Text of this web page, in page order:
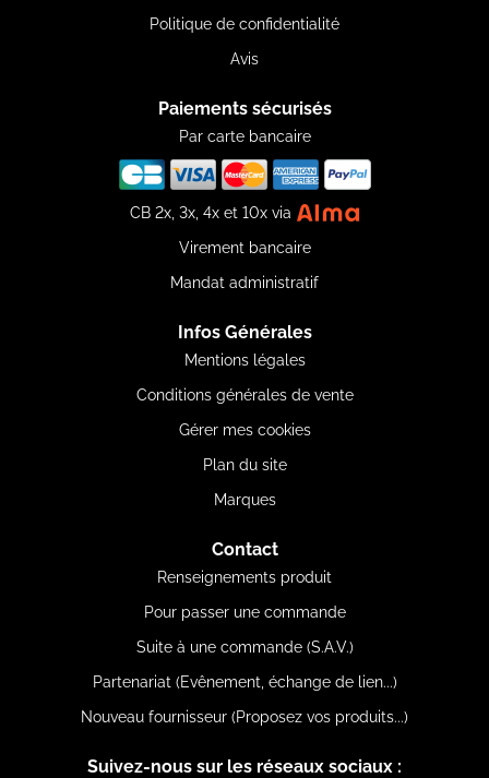
Politique de confidentialité
Avis
Paiements sécurisés
Par carte bancaire
CB 2x, 3x, 4x et 10x via
Virement bancaire
Mandat administratif
Infos Générales
Mentions légales
Conditions générales de vente
Gérer mes cookies
Plan du site
Marques
Contact
Renseignements produit
Pour passer une commande
Suite à une commande (S.A.V.)
Partenariat (Evênement, échange de lien...)
Nouveau fournisseur (Proposez vos produits...)
Suivez-nous sur les réseaux sociaux :